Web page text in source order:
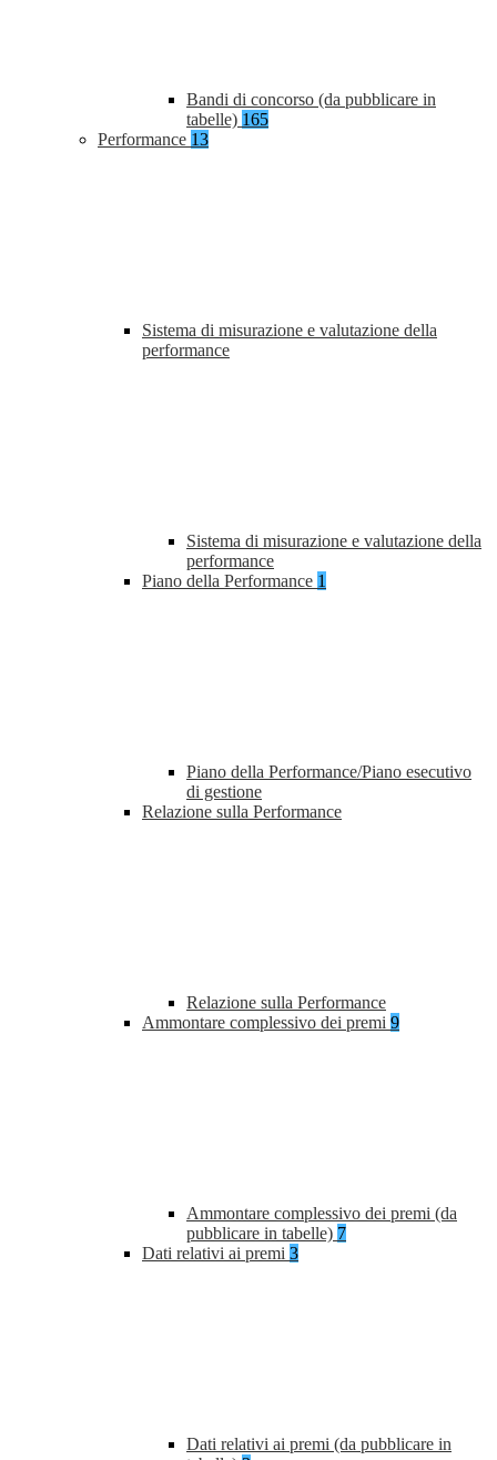
Bandi di concorso (da pubblicare in
tabelle) 165
Performance 13
Sistema di misurazione e valutazione della
performance
Sistema di misurazione e valutazione della
performance
Piano della Performance 1
Piano della Performance/Piano esecutivo
di gestione
Relazione sulla Performance
Relazione sulla Performance
Ammontare complessivo dei premi 9
Ammontare complessivo dei premi (da
pubblicare in tabelle) 7
Dati relativi ai premi 3
Dati relativi ai premi (da pubblicare in